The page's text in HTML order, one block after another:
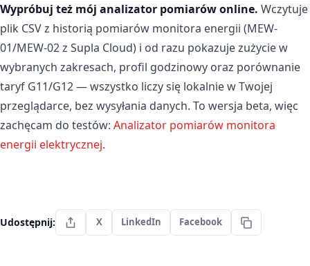
Wypróbuj też mój analizator pomiarów online. Wczytuje
plik CSV z historią pomiarów monitora energii (MEW-
01/MEW-02 z Supla Cloud) i od razu pokazuje zużycie w
wybranych zakresach, profil godzinowy oraz porównanie
taryf G11/G12 — wszystko liczy się lokalnie w Twojej
przeglądarce, bez wysyłania danych. To wersja beta, więc
zachęcam do testów: Analizator pomiarów monitora
energii elektrycznej.
Udostępnij: X LinkedIn Facebook